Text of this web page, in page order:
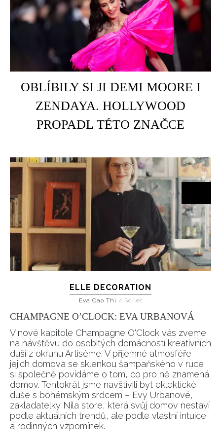
HOME
OBLÍBILY SI JI DEMI MOORE I
ZENDAYA. HOLLYWOOD
PROPADL TÉTO ZNAČCE
ELLE DECORATION
Eva Cao Thi / Sdílet
CHAMPAGNE O’CLOCK: EVA URBANOVÁ
V nové kapitole Champagne O'Clock vás zveme
na návštěvu do osobitých domácností kreativních
duší z okruhu Artisème. V příjemné atmosféře
jejich domova se sklenkou šampaňského v ruce
si společně povídáme o tom, co pro ně znamená
domov. Tentokrát jsme navštívili byt eklektické
duše s bohémským srdcem – Evy Urbanové,
zakladatelky Nila store, která svůj domov nestaví
podle aktuálních trendů, ale podle vlastní intuice
a rodinných vzpomínek.